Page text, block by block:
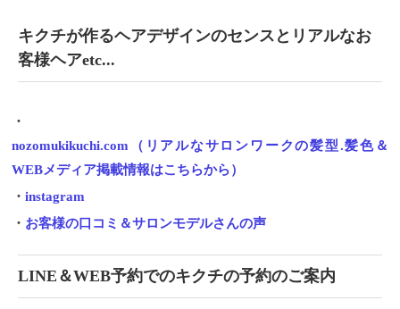
キクチが作るヘアデザインのセンスとリアルなお
客様ヘアetc...
・
nozomukikuchi.com（リアルなサロンワークの髪型.髪色＆
WEBメディア掲載情報はこちらから）
・ instagram
・ お客様の口コミ＆サロンモデルさんの声
LINE＆WEB予約でのキクチの予約のご案内